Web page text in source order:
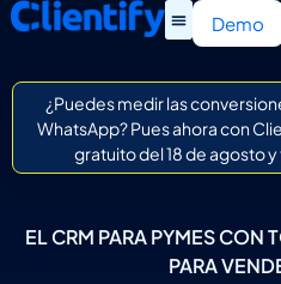
Demo
¿Puedes medir las
WhatsApp? Pues ahora con
gratuito del 18 de agosto
EL CRM PARA PYMES CON
PARA